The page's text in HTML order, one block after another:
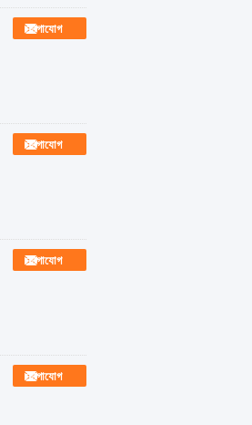
যোগাযোগ
যোগাযোগ
যোগাযোগ
যোগাযোগ